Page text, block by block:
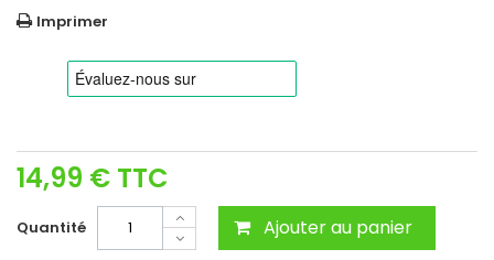
Imprimer
14,99 € TTC
Quantité Ajouter au panier